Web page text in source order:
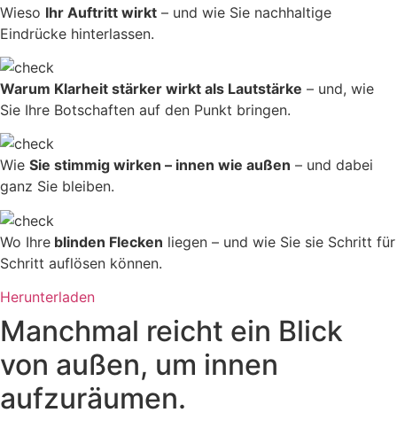
Wieso Ihr Auftritt wirkt – und wie Sie nachhaltige
Eindrücke hinterlassen.
Warum Klarheit stärker wirkt als Lautstärke – und, wie
Sie Ihre Botschaften auf den Punkt bringen.
Wie Sie stimmig wirken – innen wie außen – und dabei
ganz Sie bleiben.
Wo Ihre blinden Flecken liegen – und wie Sie sie Schritt für
Schritt auflösen können.
Herunterladen
Manchmal reicht ein Blick
von außen, um innen
aufzuräumen.